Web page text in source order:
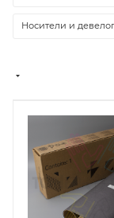
Носители и